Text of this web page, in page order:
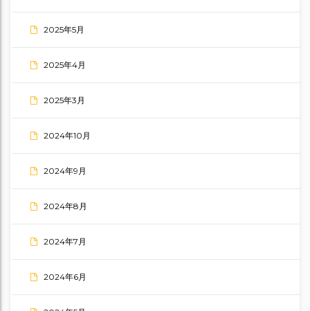
2025年5月
2025年4月
2025年3月
2024年10月
2024年9月
2024年8月
2024年7月
2024年6月